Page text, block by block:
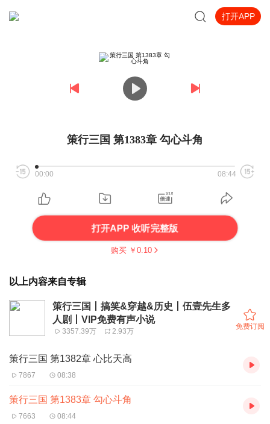
打开APP
策行三国 第1383章 勾心斗角
00:00 08:44
打开APP 收听完整版
购买 ￥ 0.10
以上内容来自专辑
策行三国丨搞笑&穿越&历史丨伍壹先生多
人剧丨VIP免费有声小说
3357.39万 2.93万
免费订阅
策行三国 第1382章 心比天高
7867 08:38
策行三国 第1383章 勾心斗角
7663 08:44